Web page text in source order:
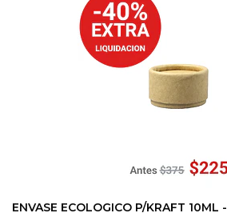
ENVASE ECOLOGICO P/KRAFT 10ML -